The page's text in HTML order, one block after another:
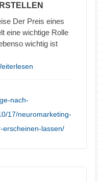
Der Preis eines
eine wichtige Rolle
wichtig ist
nach-
17/neuromarketing-
erscheinen-lassen/